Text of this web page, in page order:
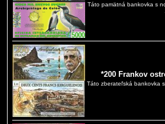
Táto pamätná bankovka s
*200 Frankov
Táto zberateľská bankovka